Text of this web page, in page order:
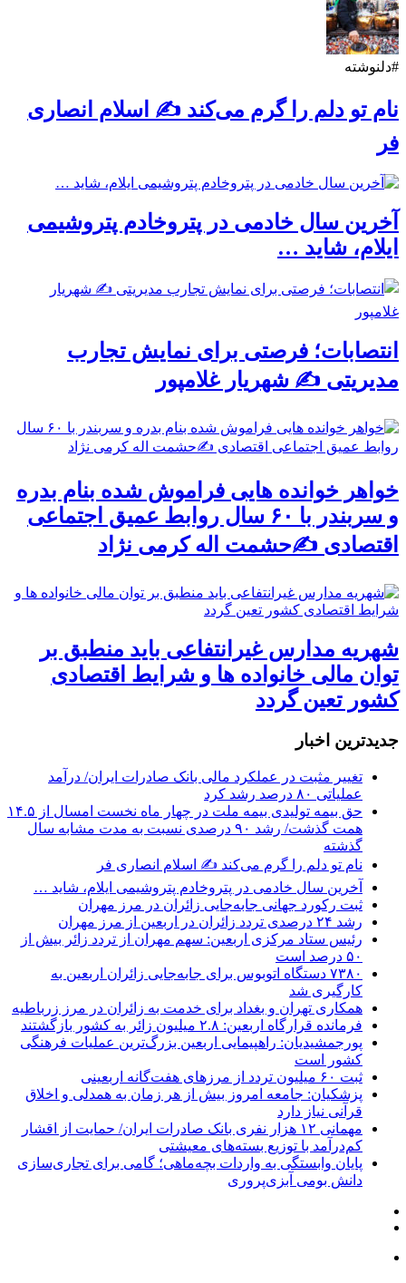
#دلنوشته
نام تو دلم را گرم می‌کند ✍️ اسلام انصاری
فر
آخرین سال خادمی در پتروخادم پتروشیمی
ایلام، شاید …
انتصابات؛ فرصتی برای نمایش تجارب
مدیریتی ✍ شهریار غلامپور
خواهر خوانده هایی فراموش شده بنام بدره
و سربندر با ۶۰ سال روابط عمیق اجتماعی
اقتصادی ✍حشمت اله کرمی نژاد
شهریه مدارس غیرانتفاعی باید منطبق بر
توان مالی خانواده ها و شرایط اقتصادی
کشور تعین گردد
جديدترين اخبار
تغییر مثبت در عملکرد مالی بانک صادرات ایران/ درآمد
عملیاتی ۸۰ درصد رشد کرد
حق بیمه تولیدی بیمه ملت در چهار ماه نخست امسال از ۱۴.۵
همت گذشت/ رشد ۹۰ درصدی نسبت به مدت مشابه سال
گذشته
نام تو دلم را گرم می‌کند ✍️ اسلام انصاری فر
آخرین سال خادمی در پتروخادم پتروشیمی ایلام، شاید …
ثبت رکورد جهانی جابه‌جایی زائران در مرز مهران
رشد ۲۴ درصدی تردد زائران در اربعین از مرز مهران
رئیس ستاد مرکزی اربعین: سهم مهران از تردد زائر بیش از
۵۰ درصد است
۷۳۸۰ دستگاه اتوبوس برای جابه‌جایی زائران اربعین به‌
کارگیری شد
همکاری تهران و بغداد برای خدمت به زائران در مرز زرباطیه
فرمانده قرارگاه اربعین: ۲.۸ میلیون زائر به کشور بازگشتند
پورجمشیدیان: راهپیمایی اربعین بزرگ‌ترین عملیات فرهنگی
کشور است
ثبت ۶۰ میلیون تردد از مرزهای هفت‌گانه اربعینی
پزشکیان: جامعه امروز بیش از هر زمان به همدلی و اخلاق
قرآنی نیاز دارد
مهمانی ۱۲ هزار نفری بانک صادرات ایران/ حمایت از اقشار
کم‌درآمد با توزیع بسته‌های معیشتی
پایان وابستگی به واردات بچه‌ماهی؛ گامی برای تجاری‌سازی
دانش بومی آبزی‌پروری